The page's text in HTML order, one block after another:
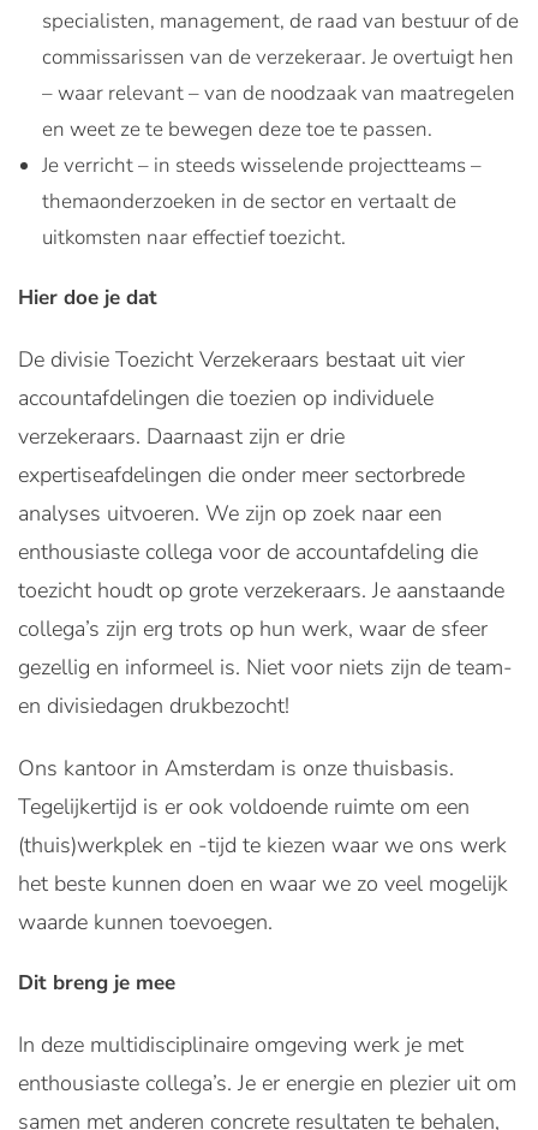
specialisten, management, de raad van bestuur of de
commissarissen van de verzekeraar. Je overtuigt hen
– waar relevant – van de noodzaak van maatregelen
en weet ze te bewegen deze toe te passen.
Je verricht – in steeds wisselende projectteams –
themaonderzoeken in de sector en vertaalt de
uitkomsten naar effectief toezicht.
Hier doe je dat
De divisie Toezicht Verzekeraars bestaat uit vier
accountafdelingen die toezien op individuele
verzekeraars. Daarnaast zijn er drie
expertiseafdelingen die onder meer sectorbrede
analyses uitvoeren. We zijn op zoek naar een
enthousiaste collega voor de accountafdeling die
toezicht houdt op grote verzekeraars. Je aanstaande
collega’s zijn erg trots op hun werk, waar de sfeer
gezellig en informeel is. Niet voor niets zijn de team-
en divisiedagen drukbezocht!
Ons kantoor in Amsterdam is onze thuisbasis.
Tegelijkertijd is er ook voldoende ruimte om een
(thuis)werkplek en -tijd te kiezen waar we ons werk
het beste kunnen doen en waar we zo veel mogelijk
waarde kunnen toevoegen.
Dit breng je mee
In deze multidisciplinaire omgeving werk je met
enthousiaste collega’s. Je er energie en plezier uit om
samen met anderen concrete resultaten te behalen,